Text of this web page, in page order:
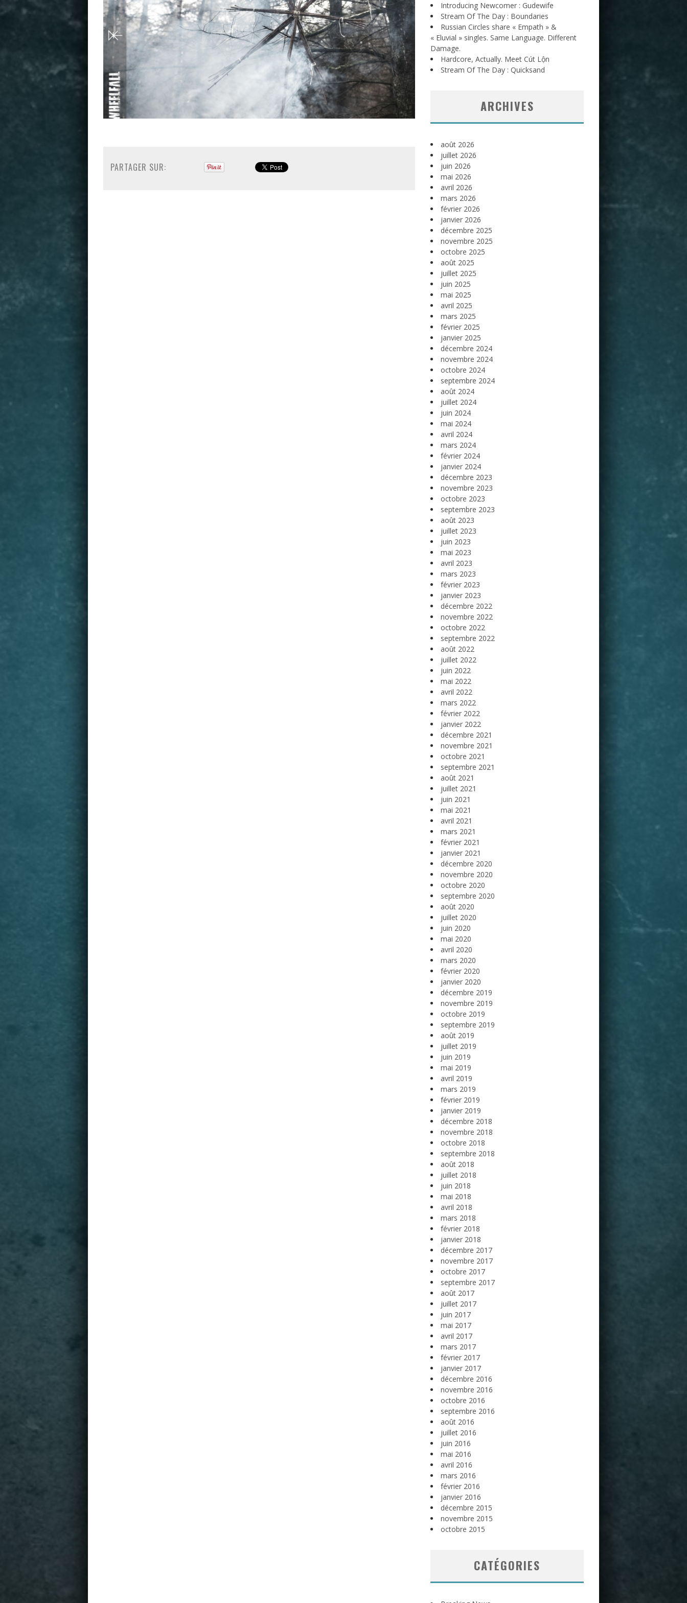
PARTAGER SUR:
Introducing Newcomer : Gudewife
Stream Of The Day : Boundaries
Russian Circles share « Empath » &
« Eluvial » singles. Same Language. Different
Damage.
Hardcore, Actually. Meet Cút Lộn
Stream Of The Day : Quicksand
ARCHIVES
août 2026
juillet 2026
juin 2026
mai 2026
avril 2026
mars 2026
février 2026
janvier 2026
décembre 2025
novembre 2025
octobre 2025
août 2025
juillet 2025
juin 2025
mai 2025
avril 2025
mars 2025
février 2025
janvier 2025
décembre 2024
novembre 2024
octobre 2024
septembre 2024
août 2024
juillet 2024
juin 2024
mai 2024
avril 2024
mars 2024
février 2024
janvier 2024
décembre 2023
novembre 2023
octobre 2023
septembre 2023
août 2023
juillet 2023
juin 2023
mai 2023
avril 2023
mars 2023
février 2023
janvier 2023
décembre 2022
novembre 2022
octobre 2022
septembre 2022
août 2022
juillet 2022
juin 2022
mai 2022
avril 2022
mars 2022
février 2022
janvier 2022
décembre 2021
novembre 2021
octobre 2021
septembre 2021
août 2021
juillet 2021
juin 2021
mai 2021
avril 2021
mars 2021
février 2021
janvier 2021
décembre 2020
novembre 2020
octobre 2020
septembre 2020
août 2020
juillet 2020
juin 2020
mai 2020
avril 2020
mars 2020
février 2020
janvier 2020
décembre 2019
novembre 2019
octobre 2019
septembre 2019
août 2019
juillet 2019
juin 2019
mai 2019
avril 2019
mars 2019
février 2019
janvier 2019
décembre 2018
novembre 2018
octobre 2018
septembre 2018
août 2018
juillet 2018
juin 2018
mai 2018
avril 2018
mars 2018
février 2018
janvier 2018
décembre 2017
novembre 2017
octobre 2017
septembre 2017
août 2017
juillet 2017
juin 2017
mai 2017
avril 2017
mars 2017
février 2017
janvier 2017
décembre 2016
novembre 2016
octobre 2016
septembre 2016
août 2016
juillet 2016
juin 2016
mai 2016
avril 2016
mars 2016
février 2016
janvier 2016
décembre 2015
novembre 2015
octobre 2015
CATÉGORIES